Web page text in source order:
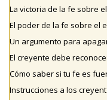
La victoria de la fe sobre
El poder de la fe sobre el
Un argumento para
El creyente debe
Cómo saber si tu fe es
Instrucciones a los